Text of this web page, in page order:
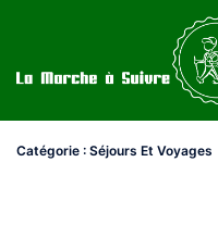
contenu
Catégorie : Séjours Et Voyages